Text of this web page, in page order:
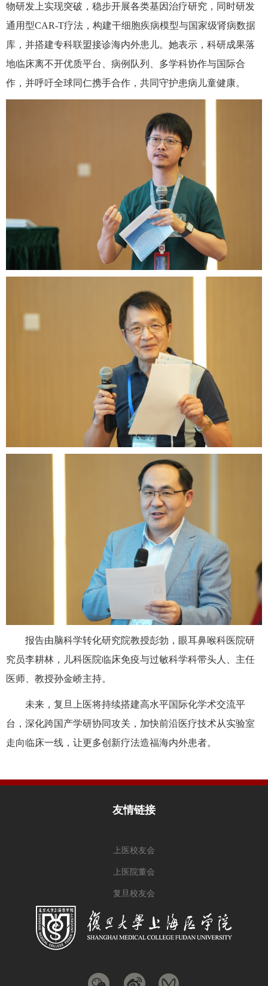
物研发上实现突破，稳步开展各类基因治疗研究，同时研发
通用型CAR-T疗法，构建干细胞疾病模型与国家级肾病数据
库，并搭建专科联盟接诊海内外患儿。她表示，科研成果落
地临床离不开优质平台、病例队列、多学科协作与国际合
作，并呼吁全球同仁携手合作，共同守护患病儿童健康。
报告由脑科学转化研究院教授彭勃，眼耳鼻喉科医院研
究员李耕林，儿科医院临床免疫与过敏科学科带头人、主任
医师、教授孙金峤主持。
未来，复旦上医将持续搭建高水平国际化学术交流平
台，深化跨国产学研协同攻关，加快前沿医疗技术从实验室
走向临床一线，让更多创新疗法造福海内外患者。
友情链接
上医校友会
上医院董会
复旦校友会